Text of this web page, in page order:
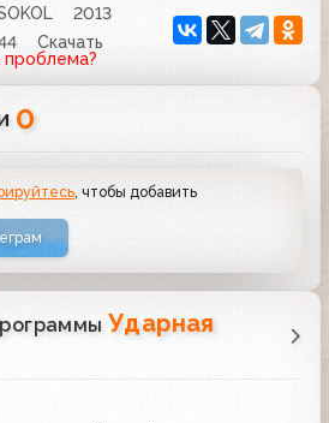
2013
Скачать
проблема?
0
, чтобы добавить
Ударная